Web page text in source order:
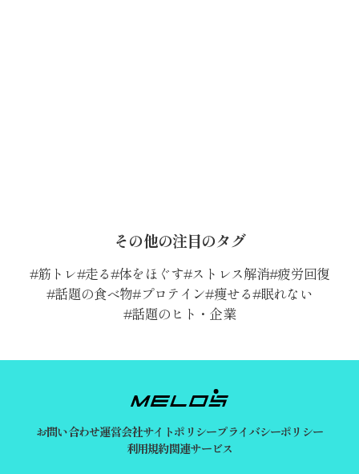
その他の注目のタグ
筋トレ 走る 体をほぐす ストレス解消 疲労回復
話題の食べ物 プロテイン 痩せる 眠れない
話題のヒト・企業
お問い合わせ運営会社サイトポリシープライバシーポリシー
利用規約関連サービス